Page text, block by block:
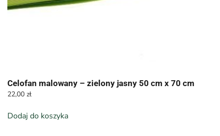
Celofan malowany – zielony jasny 50 cm x 70 cm
22,00 zł
Dodaj do koszyka